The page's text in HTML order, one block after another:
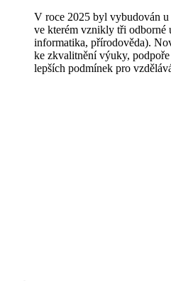
V roce 2025 byl vybudován
ve kterém vznikly tři odborné
informatika, přírodověda).
ke zkvalitnění výuky,
lepších podmínek pro